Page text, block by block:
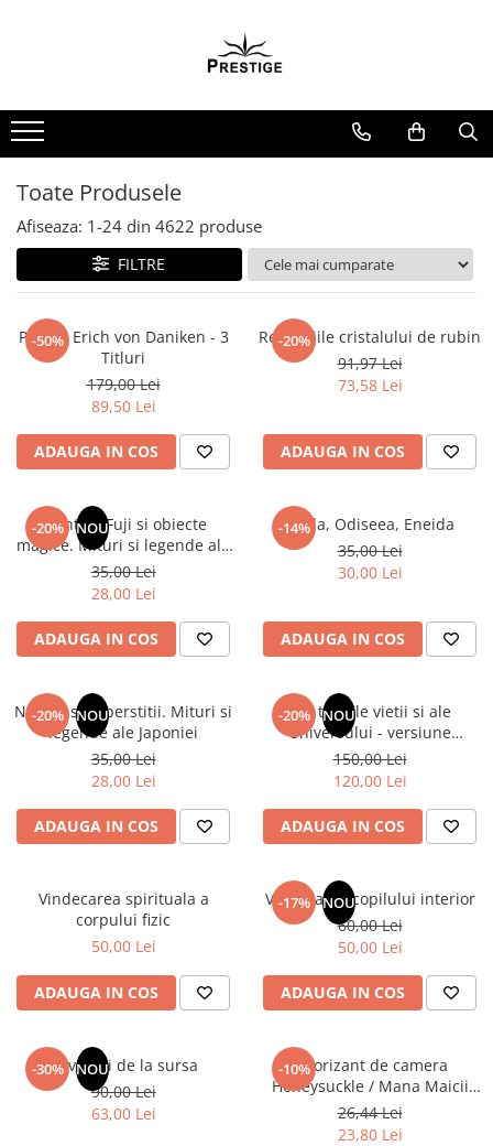
Noutati
Promotii
Spiritualitate - Ezoterism
AngelConnection
Arte Divinatorii
Chiromantie
Dezvoltare Spirituala
KidConnection
Minte Corp
New Illuminati Files
Numerologie
Paranormal
Parapsihologie
Audiobook
Religie
Crestinism
ScienceConnection
SelfHealing
Sanatate
Masaj
Medicina & Farmacie
Medicina Pentru Toti
Toate Produsele
Afiseaza: 1-24 din 4622 produse
FILTRE
-50%
Pachet Erich von Daniken - 3
Titluri
179,00 Lei
89,50 Lei
ADAUGA IN COS
-20%
Revelatiile cristalului de rubin
91,97 Lei
73,58 Lei
ADAUGA IN COS
-20% NOU
Muntele Fuji si obiecte
magice. Mituri si legende ale
Japoniei
35,00 Lei
28,00 Lei
ADAUGA IN COS
-14%
Iliada, Odiseea, Eneida
35,00 Lei
30,00 Lei
ADAUGA IN COS
-20% NOU
Natura si superstitii. Mituri si
legende ale Japoniei
35,00 Lei
28,00 Lei
ADAUGA IN COS
-20% NOU
Din tainele vietii si ale
Universului - versiune
originala din 1939. Volumele I-
III. Cutie de colectie -Scarlat
Demetrescu
150,00 Lei
120,00 Lei
ADAUGA IN COS
Vindecarea spirituala a
corpului fizic
50,00 Lei
ADAUGA IN COS
-17% NOU
Vindecarea copilului interior
60,00 Lei
50,00 Lei
ADAUGA IN COS
-30% NOU
Revelatii de la sursa
90,00 Lei
63,00 Lei
-10%
Odorizant de camera
Honeysuckle / Mana Maicii
Domnului - 120 ml
26,44 Lei
23,80 Lei